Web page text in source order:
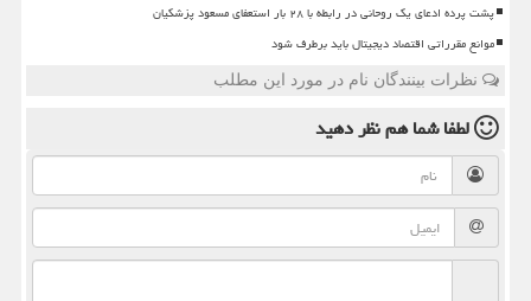
پشت پرده ادعای یک روحانی در رابطه با ۲۸ بار استعفای مسعود پزشکیان
موانع مقرراتی اقتصاد دیجیتال باید برطرف شود
نظرات بینندگان نام در مورد این مطلب
لطفا شما همنظر دهید